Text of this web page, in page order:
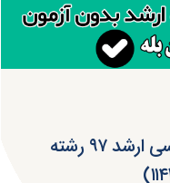
دانلود سؤالات کنکور کارشناسی ارشد ۹۷ رشته